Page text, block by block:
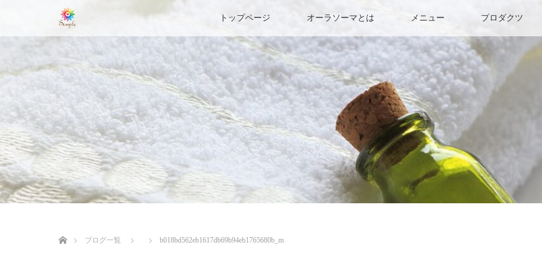
トップページ オーラソーマとは メニュー プロダクツ
ブログ一覧
b018bd562eb1617db69b94eb1765680b_m